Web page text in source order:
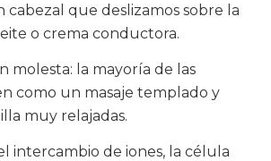
cabezal que deslizamos sobre la
o crema conductora.
molesta: la mayoría de las
como un masaje templado y
muy relajadas.
intercambio de iones, la célula